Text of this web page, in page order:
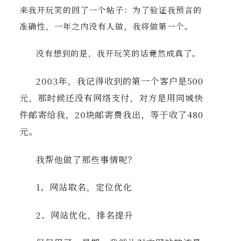
来我开玩笑的回了一个帖子：为了验证我预言的
准确性，一年之内没有人做，我将做第一个。
没有想到的是，我开玩笑的话竟然成真了。
2003年，我记得收到的第一个客户是500
元，那时候还没有网络支付，对方是用同城快
件邮寄给我，20块邮寄费我出，等于收了480
元。
我帮他做了那些事情呢？
1、网站取名，定位优化
2、网站优化，排名提升